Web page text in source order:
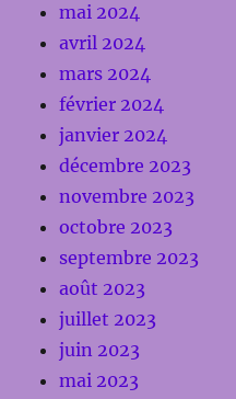
mai 2024
avril 2024
mars 2024
février 2024
janvier 2024
décembre 2023
novembre 2023
octobre 2023
septembre 2023
août 2023
juillet 2023
juin 2023
mai 2023